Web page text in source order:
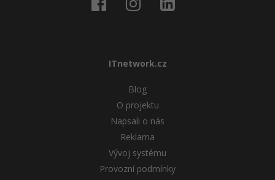
ITnetwork.cz
Blog
O projektu
Napsali o nás
Reklama
Vývoj systému
Provozní podmínky